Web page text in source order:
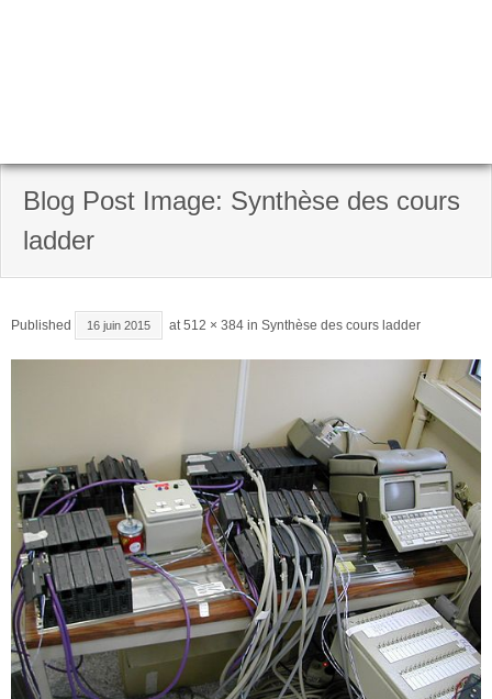
Blog Post Image: Synthèse des cours
ladder
Published 16 juin 2015 at512 × 384 in Synthèse des cours ladder